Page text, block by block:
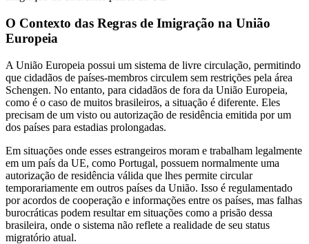
O Contexto das Regras de Imigração na União
Europeia
A União Europeia possui um sistema de livre circulação, permitindo
que cidadãos de países-membros circulem sem restrições pela área
Schengen. No entanto, para cidadãos de fora da União Europeia,
como é o caso de muitos brasileiros, a situação é diferente. Eles
precisam de um visto ou autorização de residência emitida por um
dos países para estadias prolongadas.
Em situações onde esses estrangeiros moram e trabalham legalmente
em um país da UE, como Portugal, possuem normalmente uma
autorização de residência válida que lhes permite circular
temporariamente em outros países da União. Isso é regulamentado
por acordos de cooperação e informações entre os países, mas falhas
burocráticas podem resultar em situações como a prisão dessa
brasileira, onde o sistema não reflete a realidade de seu status
migratório atual.